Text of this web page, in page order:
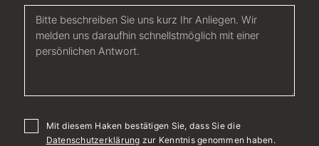
Mit diesem Haken bestätigen Sie, dass Sie die
Datenschutzerklärung zur Kenntnis genommen haben.